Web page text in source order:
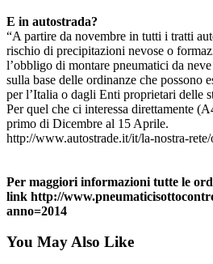
E in autostrada?
“A partire da novembre in tutti i tratti
rischio di precipitazioni nevose o
l’obbligo di montare pneumatici da
sulla base delle ordinanze che possono
per l’Italia o dagli Enti proprietari delle
Per quel che ci interessa direttamente
primo di Dicembre al 15 Aprile.
http://www.autostrade.it/it/la-nostra-
Per maggiori informazioni tutte le
link http://
anno=2014
You May Also Like